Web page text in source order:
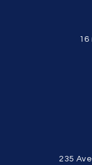
16
235